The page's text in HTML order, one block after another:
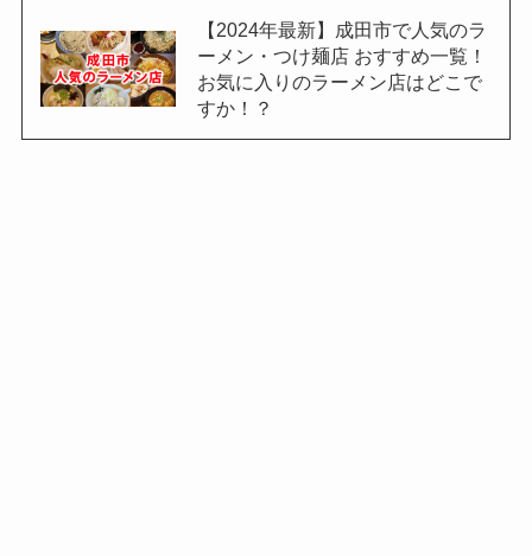
【2024年最新】成田市で人気のラ
ーメン・つけ麺店 おすすめ一覧！
お気に入りのラーメン店はどこで
すか！？